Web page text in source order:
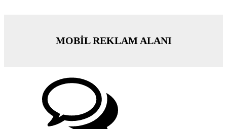
MOBİL REKLAM ALANI